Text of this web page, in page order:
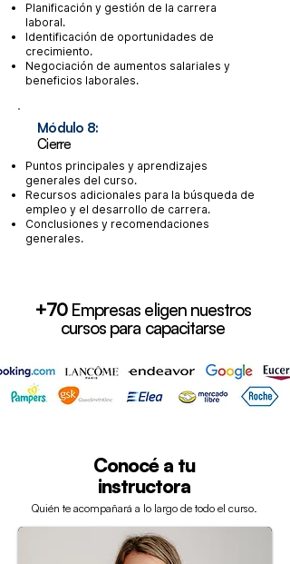
Planificación y gestión de la carrera
laboral.
Identificación de oportunidades de
crecimiento.
Negociación de aumentos salariales y
beneficios laborales.
Módulo 8:
Cierre
Puntos principales y aprendizajes
generales del curso.
Recursos adicionales para la búsqueda de
empleo y el desarrollo de carrera.
Conclusiones y recomendaciones
generales.
+70 Empresas eligen nuestros
cursos para capacitarse
Conocé a tu
instructora
Quién te acompañará a lo largo de todo el curso.